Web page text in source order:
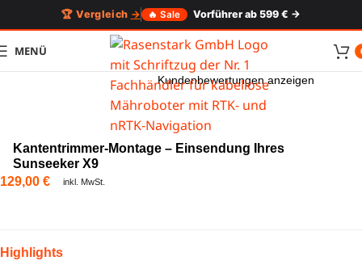
🏆 Vergleich → 🔥 Sale Vorführer ab 599 € →
MENÜ
Kundenbewertungen anzeigen
Kantentrimmer-Montage – Einsendung Ihres
Sunseeker X9
129,00 € inkl. MwSt.
Highlights